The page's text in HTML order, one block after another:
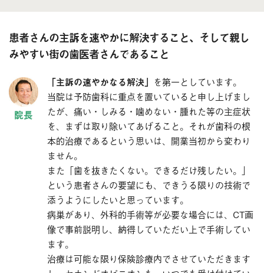
患者さんの主訴を速やかに解決すること、そして親し
みやすい街の歯医者さんであること
「主訴の速やかなる解決」 を第一としています。
当院は予防歯科に重点を置いていると申し上げまし
たが、痛い・しみる・噛めない・腫れた等の主症状
を、まずは取り除いてあげること。それが歯科の根
本的治療であるという思いは、開業当初から変わり
ません。
また「歯を抜きたくない。できるだけ残したい。」
という患者さんの要望にも、できうる限りの技術で
添うようにしたいと思っています。
病巣があり、外科的手術等が必要な場合には、CT画
像で事前説明し、納得していただい上で手術してい
ます。
治療は可能な限り保険診療内でさせていただきます